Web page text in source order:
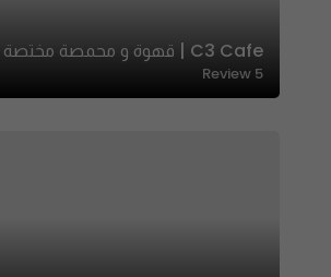
C3 Cafe | قهوة و محمصة مختصة
5
Review